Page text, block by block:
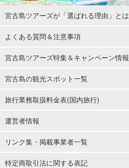
宮古島ツアーズが「選ばれる理由」とは
よくある質問＆注意事項
宮古島ツアーズ特集＆キャンペーン情報
宮古島の観光スポット一覧
旅行業務取扱料金表(国内旅行)
運営者情報
リンク集・掲載事業者一覧
特定商取引法に関する表記